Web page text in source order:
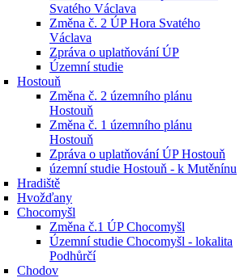
Svatého Václava
Změna č. 2 ÚP Hora Svatého
Václava
Zpráva o uplatňování ÚP
Územní studie
Hostouň
Změna č. 2 územního plánu
Hostouň
Změna č. 1 územního plánu
Hostouň
Zpráva o uplatňování ÚP Hostouň
územní studie Hostouň - k Mutěnínu
Hradiště
Hvožďany
Chocomyšl
Změna č.1 ÚP Chocomyšl
Územní studie Chocomyšl - lokalita
Podhůrčí
Chodov